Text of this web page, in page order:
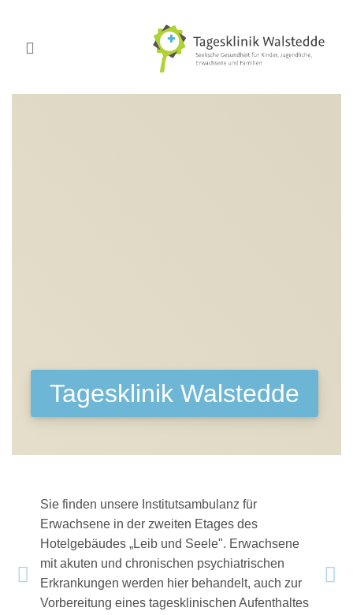
Tagesklinik Walstedde
Sie finden unsere Institutsambulanz für
Erwachsene in der zweiten Etages des
Hotelgebäudes „Leib und Seele". Erwachsene
mit akuten und chronischen psychiatrischen
Erkrankungen werden hier behandelt, auch zur
Vorbereitung eines tagesklinischen Aufenthaltes
zurück